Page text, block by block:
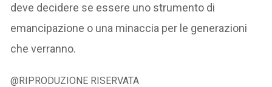
deve decidere se essere uno strumento di
emancipazione o una minaccia per le generazioni
che verranno.
@RIPRODUZIONE RISERVATA